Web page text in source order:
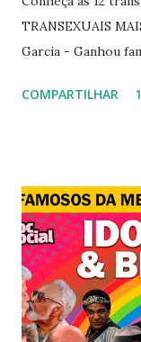
TRANSEXUAIS
Garcia - Ganhou
transexual, Britney.
disse, ainda, que
não para agradar a
programa "A Tarde
Abrão. A loira
Fazenda", exibido
Thalita Zampirolli é
COMPARTILHAR